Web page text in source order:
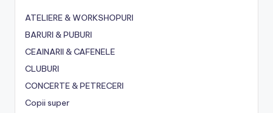
ATELIERE & WORKSHOPURI
BARURI & PUBURI
CEAINARII & CAFENELE
CLUBURI
CONCERTE & PETRECERI
Copii super